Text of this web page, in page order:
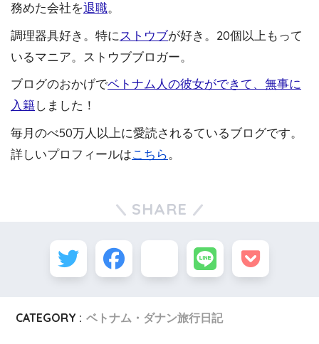
務めた会社を退職。
調理器具好き。特にストウブが好き。20個以上もって
いるマニア。ストウブブロガー。
ブログのおかげでベトナム人の彼女ができて、無事に
入籍しました！
毎月のべ50万人以上に愛読されるているブログです。
詳しいプロフィールはこちら。
SHARE
CATEGORY : ベトナム・ダナン旅行日記